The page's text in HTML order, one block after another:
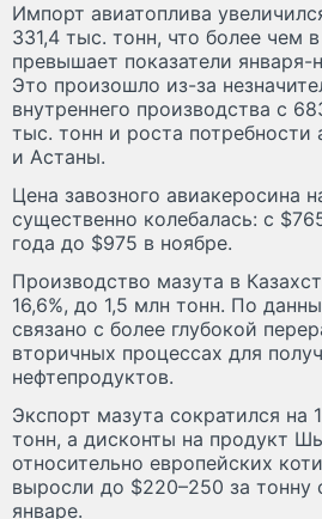
Импорт авиатоплива
331,4 тыс. тонн, что более чем
превышает показатели января-
Это произошло из-за
внутреннего производства с
тыс. тонн и роста
и Астаны.
Цена завозного авиакеросина
существенно колебалась: с
года до $975 в ноябре.
Производство мазута в
16,6%, до 1,5 млн тонн. По
связано с более глубокой
вторичных процессах для
нефтепродуктов.
Экспорт мазута сократился на
тонн, а дисконты на продукт
относительно европейских
выросли до $220–250 за тонну
январе.